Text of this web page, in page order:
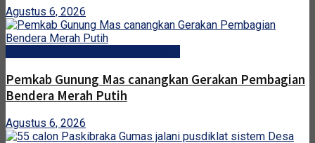
Agustus 6, 2026
Pemkab Gunung Mas canangkan Gerakan Pembagian
Bendera Merah Putih
Agustus 6, 2026